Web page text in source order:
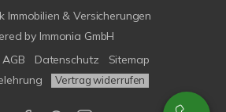
Immobilien & Versicherungen
by Immonia GmbH
AGB Datenschutz
Sitemap
Vertrag widerrufen